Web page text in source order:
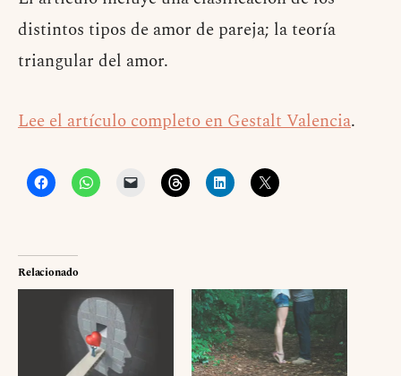
distintos tipos de amor de pareja; la teoría
triangular del amor.
Lee el artículo completo en Gestalt Valencia.
Relacionado